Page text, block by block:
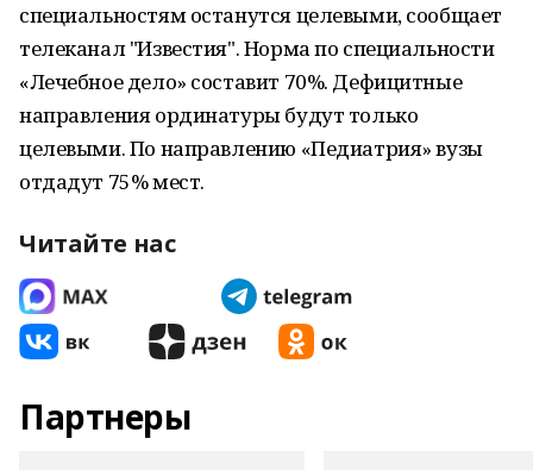
специальностям останутся целевыми, сообщает
телеканал "Известия". Норма по специальности
«Лечебное дело» составит 70%. Дефицитные
направления ординатуры будут только
целевыми. По направлению «Педиатрия» вузы
отдадут 75% мест.
Читайте нас
Партнеры